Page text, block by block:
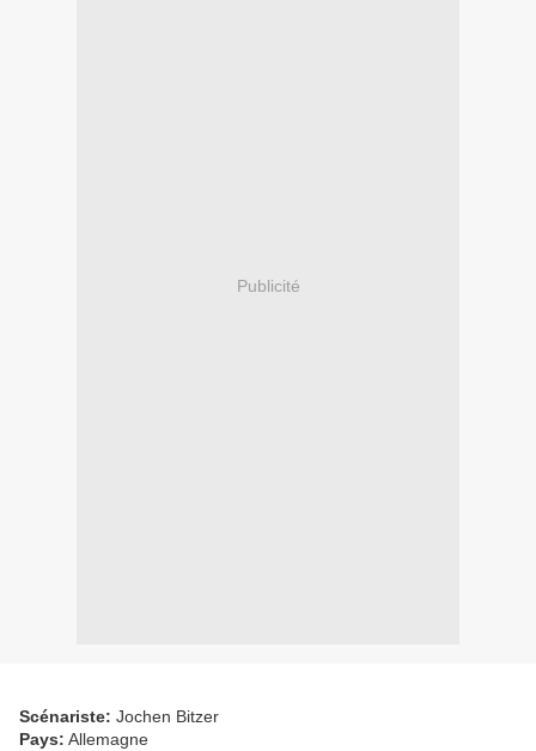
Publicité
Scénariste: Jochen Bitzer
Pays: Allemagne